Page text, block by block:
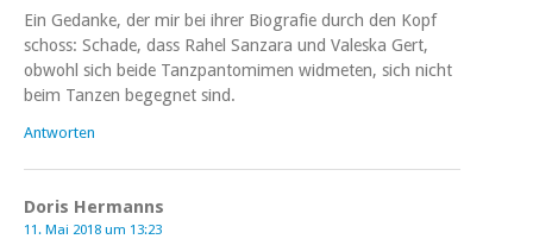
Ein Gedanke, der mir bei ihrer Biografie durch den Kopf
schoss: Schade, dass Rahel Sanzara und Valeska Gert,
obwohl sich beide Tanzpantomimen widmeten, sich nicht
beim Tanzen begegnet sind.
Antworten
Doris Hermanns
11. Mai 2018 um 13:23